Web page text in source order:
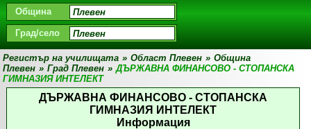
Община
Град/село
Регистър на училищата » Област Плевен » Община
Плевен » Град Плевен » ДЪРЖАВНА ФИНАНСОВО - СТОПАНСКА
ГИМНАЗИЯ ИНТЕЛЕКТ
ДЪРЖАВНА ФИНАНСОВО - СТОПАНСКА
ГИМНАЗИЯ ИНТЕЛЕКТ
Информация